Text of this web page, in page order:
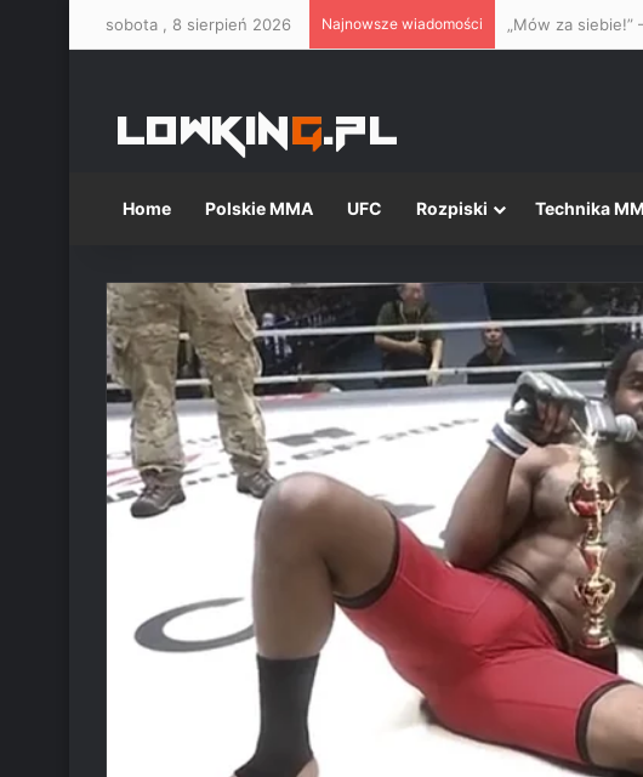
sobota , 8 sierpień 2026 Najnowsze wiadomości „Mów za
Home Polskie MMA UFC Rozpiski Technika